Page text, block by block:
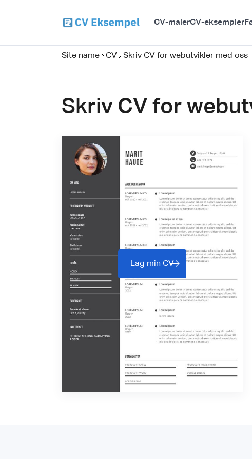
CV-malerCV-eksempler
Site name CV Skriv CV for webutvikler med oss
Skriv CV for
Lag min CV